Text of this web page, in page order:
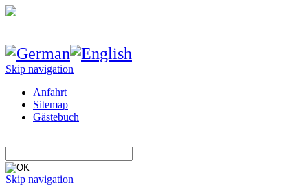
Skip navigation
Anfahrt
Sitemap
Gästebuch
Skip navigation